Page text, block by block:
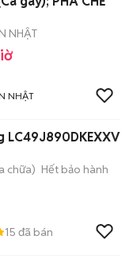
NHẬT
NHẬT
LC49J890DKEXXV
chữa) Hết bảo hành
15 đã bán